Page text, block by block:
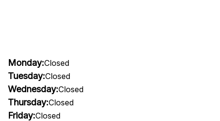
Monday:Closed
Tuesday:Closed
Wednesday:Closed
Thursday:Closed
Friday:Closed